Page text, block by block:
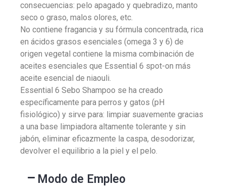
consecuencias: pelo apagado y quebradizo, manto
seco o graso, malos olores, etc.
No contiene fragancia y su fórmula concentrada, rica
en ácidos grasos esenciales (omega 3 y 6) de
origen vegetal contiene la misma combinación de
aceites esenciales que Essential 6 spot-on más
aceite esencial de niaouli.
Essential 6 Sebo Shampoo se ha creado
específicamente para perros y gatos (pH
fisiológico) y sirve para: limpiar suavemente gracias
a una base limpiadora altamente tolerante y sin
jabón, eliminar eficazmente la caspa, desodorizar,
devolver el equilibrio a la piel y el pelo.
Modo de Empleo